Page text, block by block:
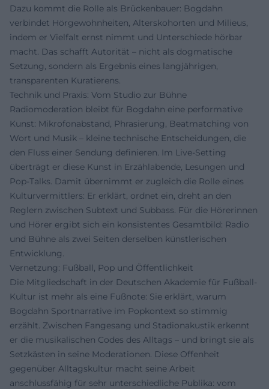
Dazu kommt die Rolle als Brückenbauer: Bogdahn
verbindet Hörgewohnheiten, Alterskohorten und Milieus,
indem er Vielfalt ernst nimmt und Unterschiede hörbar
macht. Das schafft Autorität – nicht als dogmatische
Setzung, sondern als Ergebnis eines langjährigen,
transparenten Kuratierens.
Technik und Praxis: Vom Studio zur Bühne
Radiomoderation bleibt für Bogdahn eine performative
Kunst: Mikrofonabstand, Phrasierung, Beatmatching von
Wort und Musik – kleine technische Entscheidungen, die
den Fluss einer Sendung definieren. Im Live-Setting
überträgt er diese Kunst in Erzählabende, Lesungen und
Pop-Talks. Damit übernimmt er zugleich die Rolle eines
Kulturvermittlers: Er erklärt, ordnet ein, dreht an den
Reglern zwischen Subtext und Subbass. Für die Hörerinnen
und Hörer ergibt sich ein konsistentes Gesamtbild: Radio
und Bühne als zwei Seiten derselben künstlerischen
Entwicklung.
Vernetzung: Fußball, Pop und Öffentlichkeit
Die Mitgliedschaft in der Deutschen Akademie für Fußball-
Kultur ist mehr als eine Fußnote: Sie erklärt, warum
Bogdahn Sportnarrative im Popkontext so stimmig
erzählt. Zwischen Fangesang und Stadionakustik erkennt
er die musikalischen Codes des Alltags – und bringt sie als
Setzkästen in seine Moderationen. Diese Offenheit
gegenüber Alltagskultur macht seine Arbeit
anschlussfähig für sehr unterschiedliche Publika: vom